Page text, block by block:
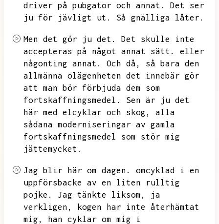
driver på pubgator och annat.
Det ser
ju för jävligt ut.
Så gnälliga låter.
Men det gör ju det.
Det skulle inte
accepteras på något annat sätt.
eller
någonting annat.
Och då,
så bara den
allmänna olägenheten det innebär gör
att man bör förbjuda dem som
fortskaffningsmedel.
Sen är ju det
här med elcyklar och skog,
alla
sådana moderniseringar av gamla
fortskaffningsmedel som stör mig
jättemycket.
Jag blir här om dagen.
omcyklad i en
uppförsbacke av en liten rulltig
pojke.
Jag tänkte liksom,
ja
verkligen,
kogen har inte återhämtat
mig,
han cyklar om mig i